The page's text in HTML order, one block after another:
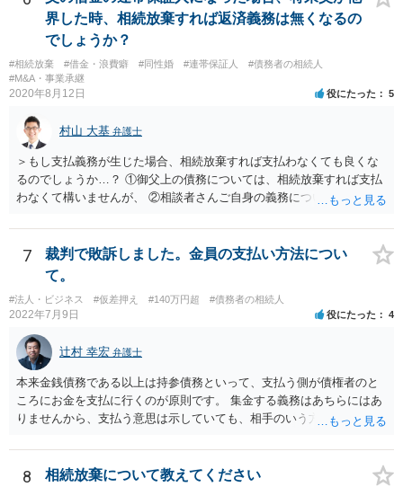
界した時、相続放棄すれば返済義務は無くなるの
でしょうか？
#相続放棄 #借金・浪費癖 #同性婚 #連帯保証人
#債務者の相続人
#M&A・事業承継
2020年8月12日 役にたった 5
村山 大基 弁護士
＞もし支払義務が生じた場合、相続放棄すれば支払わなくても良くな
るのでしょうか…？ ①御父上の債務については、相続放棄すれば支払
わなくて構いませんが、 ②相談者さんご自身の義務については、契約
いないので何とも言えません。 そもそも、何の義務も負わないなら、
印鑑証明まで用意して推定相続人にサインさせる意味もないような気
がします。 もし何らかの義務を相続放棄しても負う内容だと困ります
します。
7
裁判で敗訴しました。金員の支払い方法につい
て。
#法人・ビジネス #仮差押え #140万円超 #債務者の相続人
2022年7月9日 役にたった 4
辻村 幸宏 弁護士
本来金銭債務である以上は持参債務といって、支払う側が債権者のと
ころにお金を支払に行くのが原則です。 集金する義務はあちらにはあ
りませんから、支払う意思は示していても、相手のいう方法で支払わ
るかと思います。
8 相続放棄について教えてください